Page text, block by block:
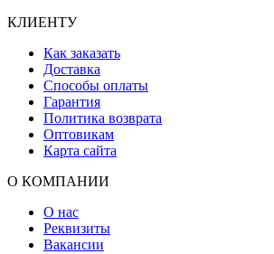
КЛИЕНТУ
Как заказать
Доставка
Способы оплаты
Гарантия
Политика возврата
Оптовикам
Карта сайта
О КОМПАНИИ
О нас
Реквизиты
Вакансии